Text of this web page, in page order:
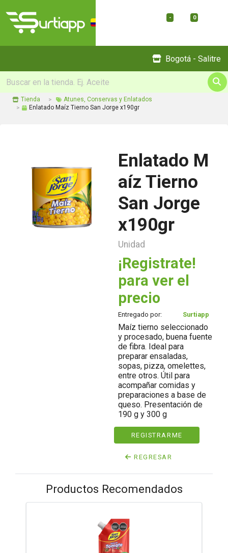
- 0
Bogotá - Salitre
Tienda
Atunes, Conservas y Enlatados
Enlatado Maíz Tierno San Jorge x190gr
Enlatado M
aíz Tierno
San Jorge
x190gr
Unidad
¡Registrate!
para ver el
precio
Entregado por: Surtiapp
Maíz tierno seleccionado
y procesado, buena fuente
de fibra. Ideal para
preparar ensaladas,
sopas, pizza, omelettes,
entre otros. Útil para
acompañar comidas y
preparaciones a base de
queso. Presentación de
190 g y 300 g
REGISTRARME
REGRESAR
Productos Recomendados